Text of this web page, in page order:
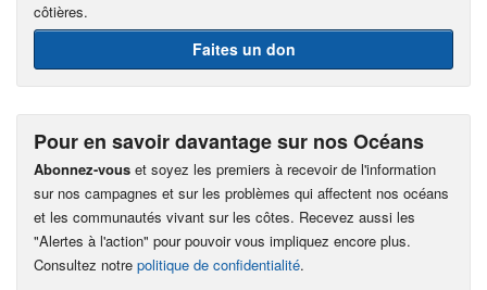
côtières.
Faites un don
Pour en savoir davantage sur nos Océans
Abonnez-vous et soyez les premiers à recevoir de l'information
sur nos campagnes et sur les problèmes qui affectent nos océans
et les communautés vivant sur les côtes. Recevez aussi les
"Alertes à l'action" pour pouvoir vous impliquez encore plus.
Consultez notre politique de confidentialité.